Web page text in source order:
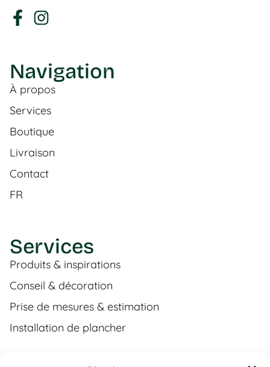
Navigation
À propos
Services
Boutique
Livraison
Contact
FR
Services
Produits & inspirations
Conseil & décoration
Prise de mesures & estimation
Installation de plancher